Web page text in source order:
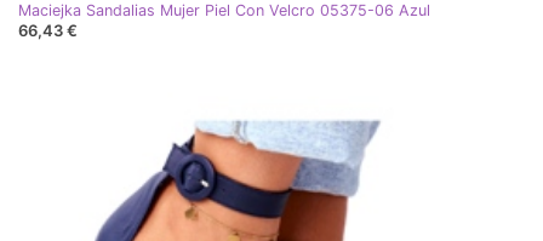
Maciejka Sandalias Mujer Piel Con Velcro 05375-06 Azul
66,43 €